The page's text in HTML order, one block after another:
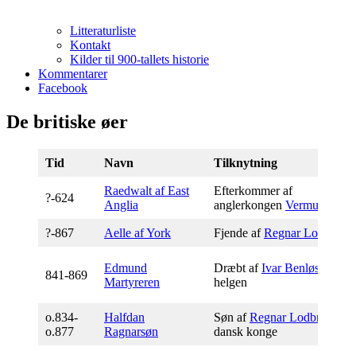
Litteraturliste
Kontakt
Kilder til 900-tallets historie
Kommentarer
Facebook
De britiske øer
Tid Navn Tilknytning
?-624
Raedwalt af East
Anglia
Efterkommer af
anglerkongen Vermund
?-867 Aelle af York Fjende afRegnar Lodbrog
841-869
Edmund
Martyreren
Dræbt afIvar Benløs
helgen
o.834-
o.877
Halfdan
Ragnarsøn
Søn afRegnar Lodbrog
dansk konge